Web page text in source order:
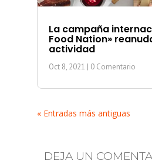
La campaña
Food Nation»
actividad
Oct 8, 2021 | 0 Comentario
« Entradas más antiguas
DEJA UN